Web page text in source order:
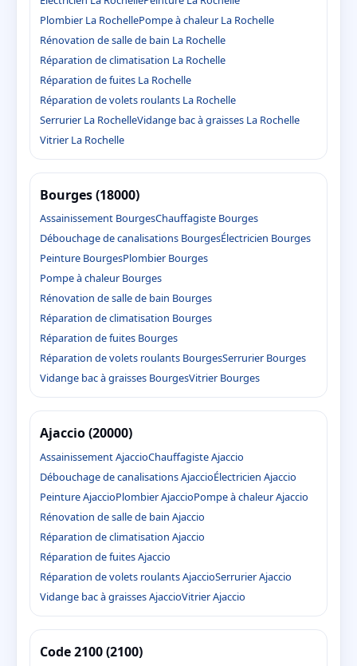
Plombier La RochellePompe à chaleur La Rochelle
Rénovation de salle de bain La Rochelle
Réparation de climatisation La Rochelle
Réparation de fuites La Rochelle
Réparation de volets roulants La Rochelle
Serrurier La RochelleVidange bac à graisses La Rochelle
Vitrier La Rochelle
Bourges (18000)
Assainissement BourgesChauffagiste Bourges
Débouchage de canalisations BourgesÉlectricien Bourges
Peinture BourgesPlombier Bourges
Pompe à chaleur Bourges
Rénovation de salle de bain Bourges
Réparation de climatisation Bourges
Réparation de fuites Bourges
Réparation de volets roulants BourgesSerrurier Bourges
Vidange bac à graisses BourgesVitrier Bourges
Ajaccio (20000)
Assainissement AjaccioChauffagiste Ajaccio
Débouchage de canalisations AjaccioÉlectricien Ajaccio
Peinture AjaccioPlombier AjaccioPompe à chaleur Ajaccio
Rénovation de salle de bain Ajaccio
Réparation de climatisation Ajaccio
Réparation de fuites Ajaccio
Réparation de volets roulants AjaccioSerrurier Ajaccio
Vidange bac à graisses AjaccioVitrier Ajaccio
Code 2100 (2100)